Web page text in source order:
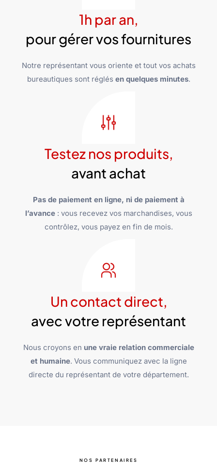
1h par an,
pour gérer vos fournitures
Notre représentant vous oriente et tout vos achats
bureautiques sont réglés en quelques minutes.
Testez nos produits,
avant achat
Pas de paiement en ligne, ni de paiement à
l’avance: vous recevez vos marchandises, vous
contrôlez, vous payez en fin de mois.
Un contact direct,
avec votre représentant
Nous croyons en une vraie relation commerciale
et humaine. Vous communiquez avec la ligne
directe du représentant de votre département.
NOS PARTENAIRES